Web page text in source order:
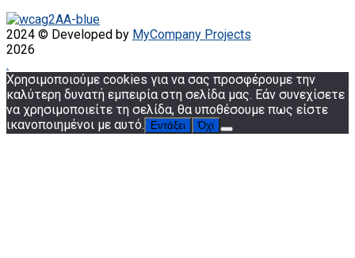
2024 © Developed by MyCompany Projects
2026
.
Χρησιμοποιούμε cookies για να σας προσφέρουμε την
καλύτερη δυνατή εμπειρία στη σελίδα μας. Εάν συνεχίσετε
να χρησιμοποιείτε τη σελίδα, θα υποθέσουμε πως είστε
ικανοποιημένοι με αυτό.
Εντάξει Όχι